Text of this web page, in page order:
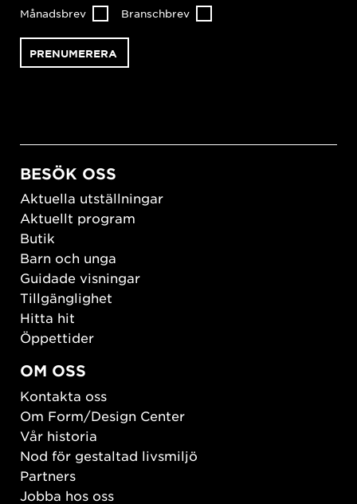
Månadsbrev Branschbrev
BESÖK OSS
Aktuella utställningar
Aktuellt program
Butik
Barn och unga
Guidade visningar
Tillgänglighet
Hitta hit
Öppettider
OM OSS
Kontakta oss
Om Form/Design Center
Vår historia
Nod för gestaltad livsmiljö
Partners
Jobba hos oss